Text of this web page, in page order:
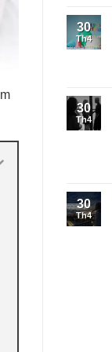
30
Th4
30
Th4
30
Th4